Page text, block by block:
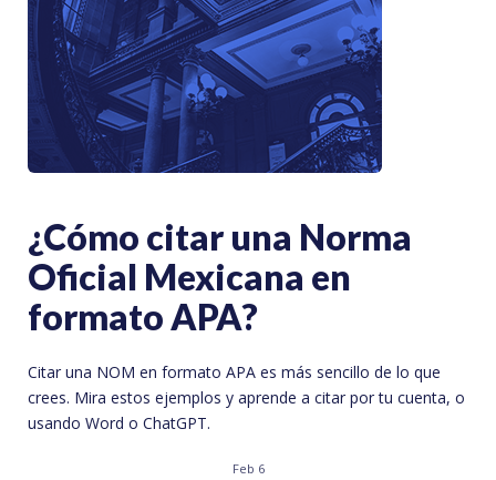
¿Cómo citar una Norma
Oficial Mexicana en
formato APA?
Citar una NOM en formato APA es más sencillo de lo que
crees. Mira estos ejemplos y aprende a citar por tu cuenta, o
usando Word o ChatGPT.
Feb 6